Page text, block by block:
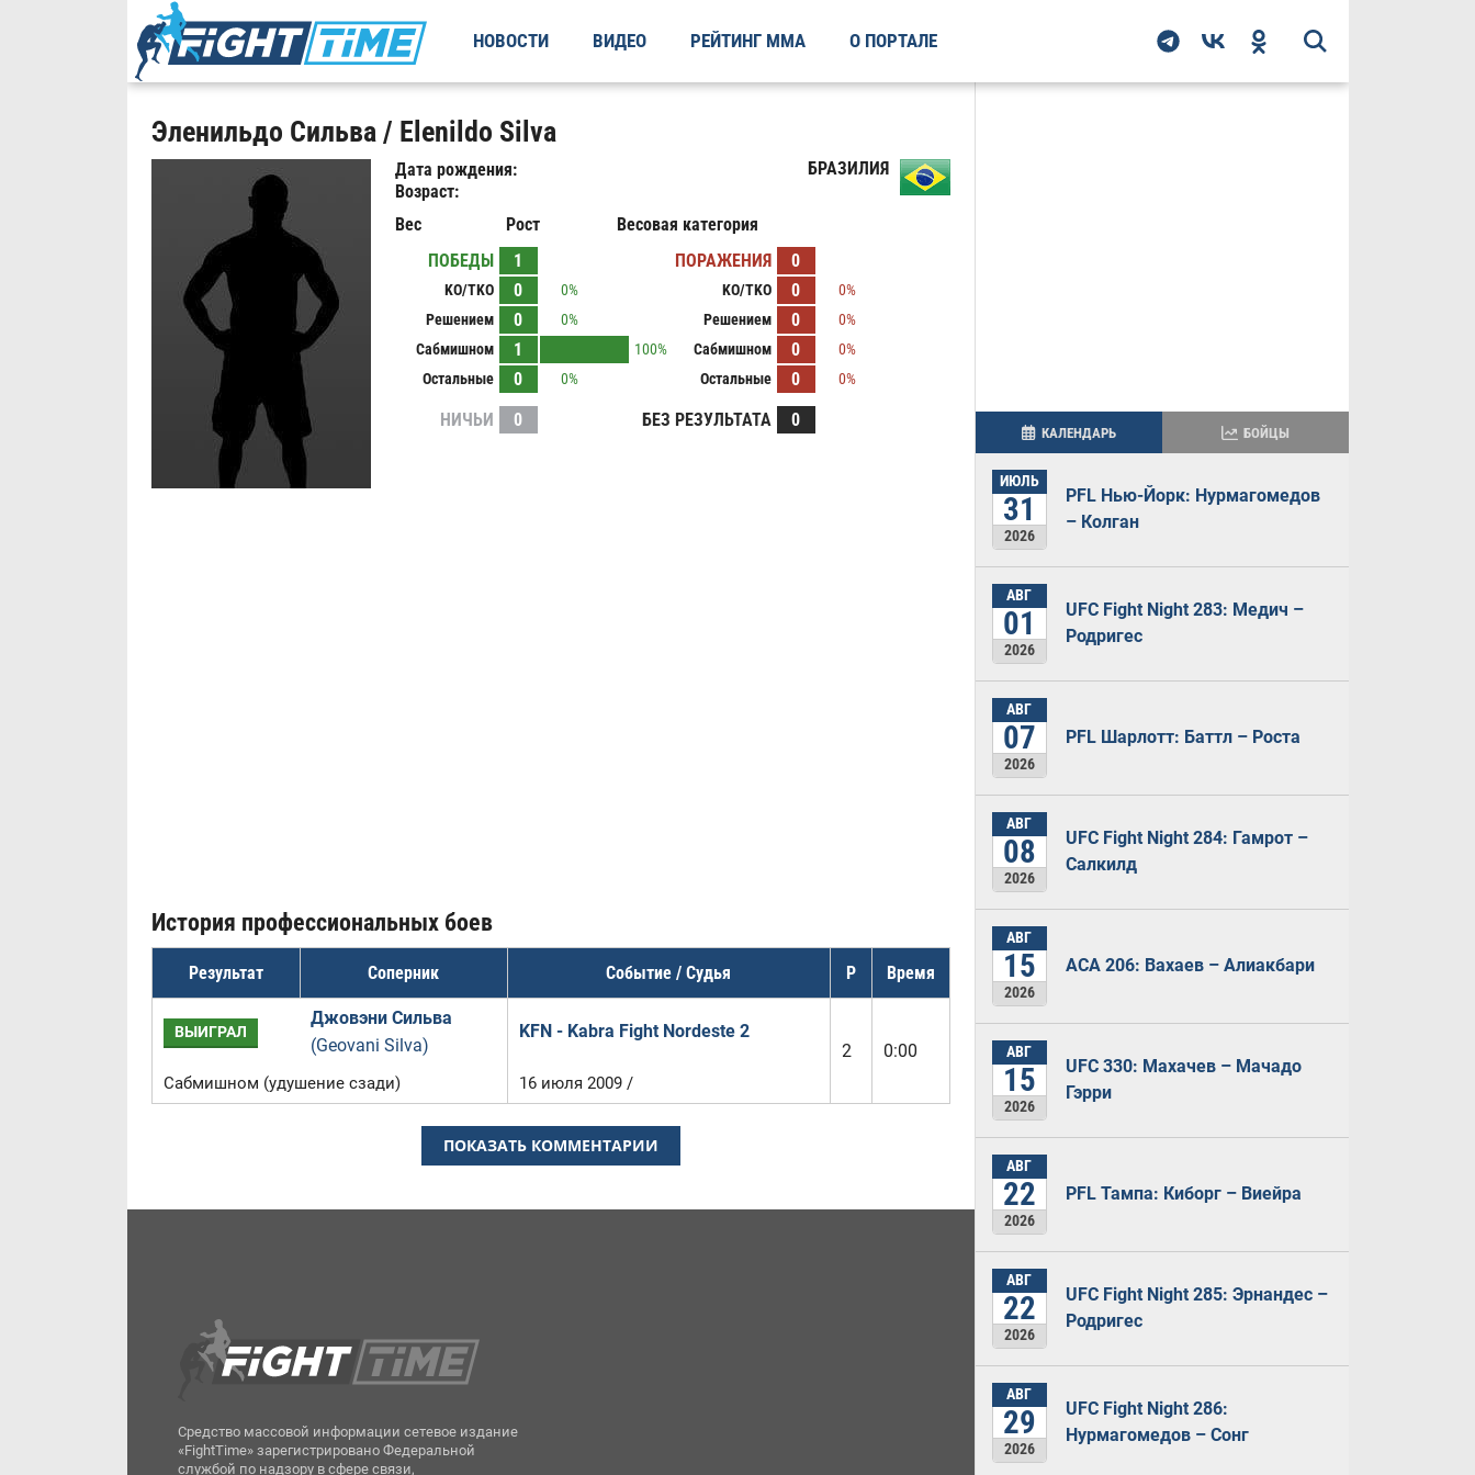
НОВОСТИ ВИДЕО РЕЙТИНГ ММА О ПОРТАЛЕ
Эленильдо Сильва / Elenildo Silva
Дата рождения:
Возраст:
БРАЗИЛИЯ
Вес Рост
Весовая категория
ПОБЕДЫ
1
KO/TKO 0
0%
Решением
0
0%
Сабмишном
1
100%
Остальные
0 0%
ПОРАЖЕНИЯ 0
KO/TKO 0
0%
Решением
0
0%
Сабмишном
0
0%
Остальные
0 0%
НИЧЬИ 0 БЕЗ РЕЗУЛЬТАТА 0
История профессиональных боев
Результат Соперник Событие / Судья Р Время
ВЫИГРАЛ
Джовэни Сильва
(Geovani Silva)
KFN - Kabra Fight Nordeste 2
2
0:00
Сабмишном (удушение сзади) 16 июля 2009 /
ПОКАЗАТЬ КОММЕНТАРИИ
КАЛЕНДАРЬ БОЙЦЫ
ИЮЛЬ
31
2026
PFL Нью-Йорк: Нурмагомедов
– Колган
АВГ
01
2026
UFC Fight Night 283: Медич –
Родригес
АВГ
07
2026
PFL Шарлотт: Баттл – Роста
АВГ
08
2026
UFC Fight Night 284: Гамрот –
Салкилд
АВГ
15
2026
ACA 206: Вахаев – Алиакбари
АВГ
15
2026
UFC 330: Махачев – Мачадо
Гэрри
АВГ
22
2026
PFL Тампа: Киборг – Виейра
АВГ
22
2026
UFC Fight Night 285: Эрнандес –
Родригес
АВГ
29
2026
UFC Fight Night 286:
Нурмагомедов – Сонг
Средство массовой информации сетевое издание
«FightTime» зарегистрировано Федеральной
службой по надзору в сфере связи,